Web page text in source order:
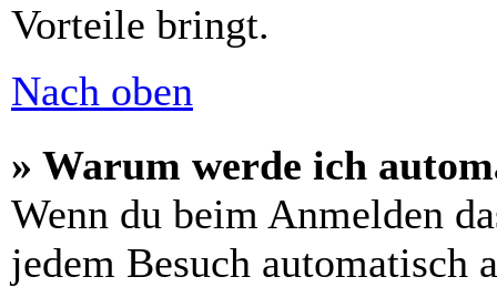
Vorteile bringt.
Nach oben
» Warum werde ich
Wenn du beim Anmelden
jedem Besuch automatisch